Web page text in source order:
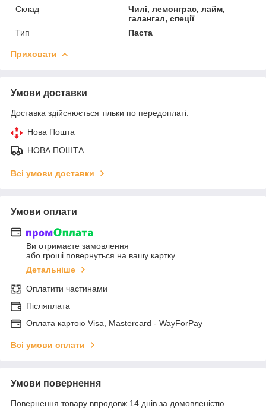
Склад
Чилі, лемонграс, лайм,
галангал, спеції
Тип
Паста
Приховати
Умови доставки
Доставка здійснюється тільки по передоплаті.
Нова Пошта
НОВА ПОШТА
Всі умови доставки
Умови оплати
Ви отримаєте замовлення
або гроші повернуться на вашу картку
Детальніше
Оплатити частинами
Післяплата
Оплата картою Visa, Mastercard - WayForPay
Всі умови оплати
Умови повернення
Повернення товару впродовж 14 днів за домовленістю